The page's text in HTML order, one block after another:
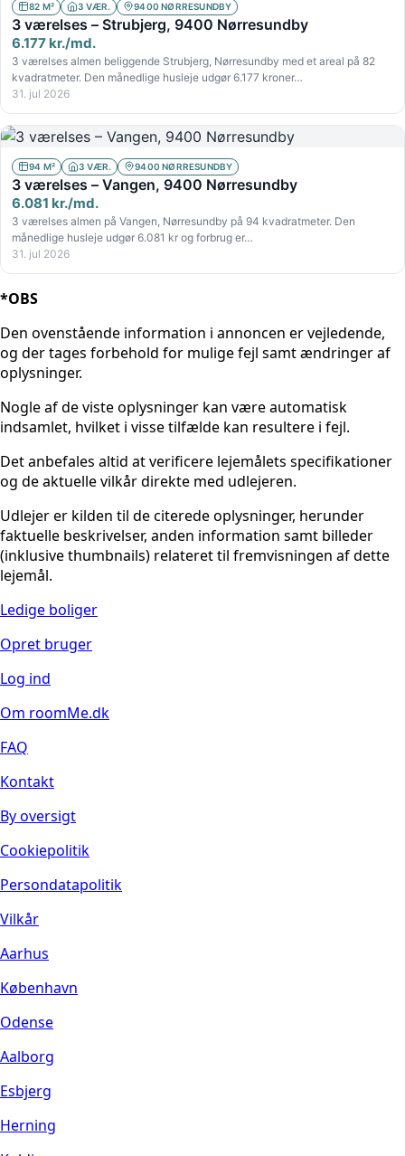
82 M² 3 VÆR. 9400 NØRRESUNDBY
3 værelses – Strubjerg, 9400 Nørresundby
6.177 kr./md.
3 værelses almen beliggende Strubjerg, Nørresundby med et areal på 82
kvadratmeter. Den månedlige husleje udgør 6.177 kroner…
31. jul 2026
94 M² 3 VÆR. 9400 NØRRESUNDBY
3 værelses – Vangen, 9400 Nørresundby
6.081 kr./md.
3 værelses almen på Vangen, Nørresundby på 94 kvadratmeter. Den
månedlige husleje udgør 6.081 kr og forbrug er…
31. jul 2026
*OBS
Den ovenstående information i annoncen er vejledende,
og der tages forbehold for mulige fejl samt ændringer af
oplysninger.
Nogle af de viste oplysninger kan være automatisk
indsamlet, hvilket i visse tilfælde kan resultere i fejl.
Det anbefales altid at verificere lejemålets specifikationer
og de aktuelle vilkår direkte med udlejeren.
Udlejer er kilden til de citerede oplysninger, herunder
faktuelle beskrivelser, anden information samt billeder
(inklusive thumbnails) relateret til fremvisningen af dette
lejemål.
Ledige boliger
Opret bruger
Log ind
Om roomMe.dk
FAQ
Kontakt
By oversigt
Cookiepolitik
Persondatapolitik
Vilkår
Aarhus
København
Odense
Aalborg
Esbjerg
Herning